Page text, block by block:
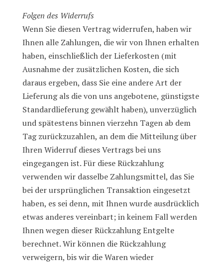
Folgen des Widerrufs
Wenn Sie diesen Vertrag widerrufen, haben wir
Ihnen alle Zahlungen, die wir von Ihnen erhalten
haben, einschließlich der Lieferkosten (mit
Ausnahme der zusätzlichen Kosten, die sich
daraus ergeben, dass Sie eine andere Art der
Lieferung als die von uns angebotene, günstigste
Standardlieferung gewählt haben), unverzüglich
und spätestens binnen vierzehn Tagen ab dem
Tag zurückzuzahlen, an dem die Mitteilung über
Ihren Widerruf dieses Vertrags bei uns
eingegangen ist. Für diese Rückzahlung
verwenden wir dasselbe Zahlungsmittel, das Sie
bei der ursprünglichen Transaktion eingesetzt
haben, es sei denn, mit Ihnen wurde ausdrücklich
etwas anderes vereinbart; in keinem Fall werden
Ihnen wegen dieser Rückzahlung Entgelte
berechnet. Wir können die Rückzahlung
verweigern, bis wir die Waren wieder